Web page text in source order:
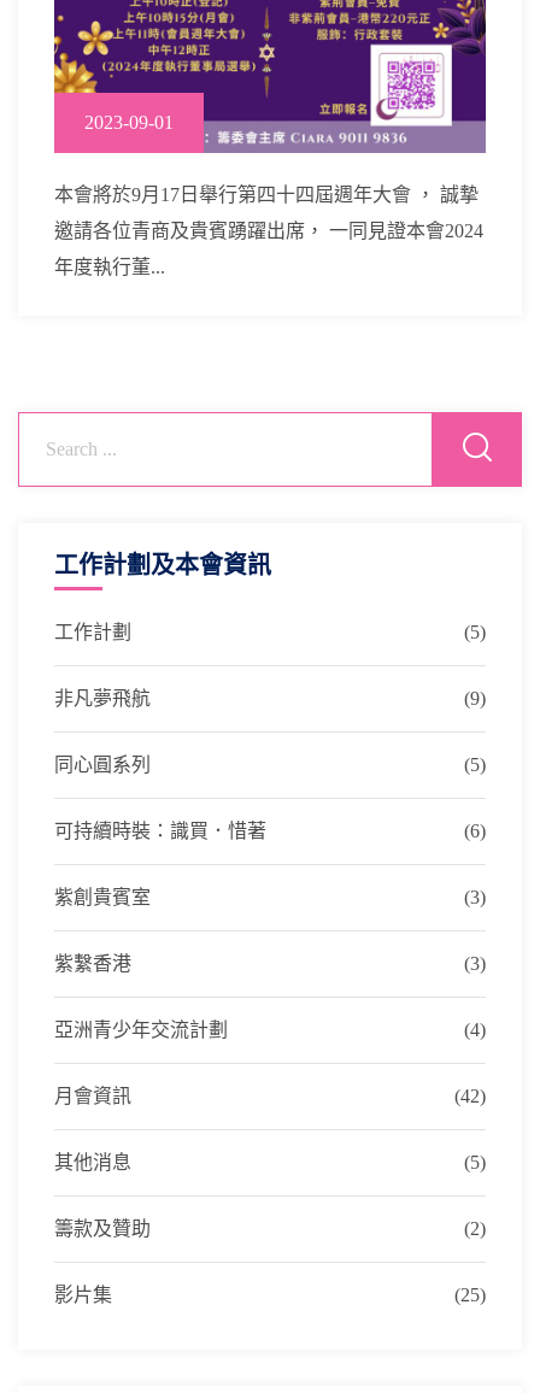
2023-09-01
本會將於9月17日舉行第四十四屆週年大會 ， 誠摯
邀請各位青商及貴賓踴躍出席， 一同見證本會2024
年度執行董...
工作計劃及本會資訊
工作計劃 (5)
非凡夢飛航 (9)
同心圓系列 (5)
可持續時裝：識買．惜著 (6)
紫創貴賓室 (3)
紫繫香港 (3)
亞洲青少年交流計劃 (4)
月會資訊 (42)
其他消息 (5)
籌款及贊助 (2)
影片集 (25)